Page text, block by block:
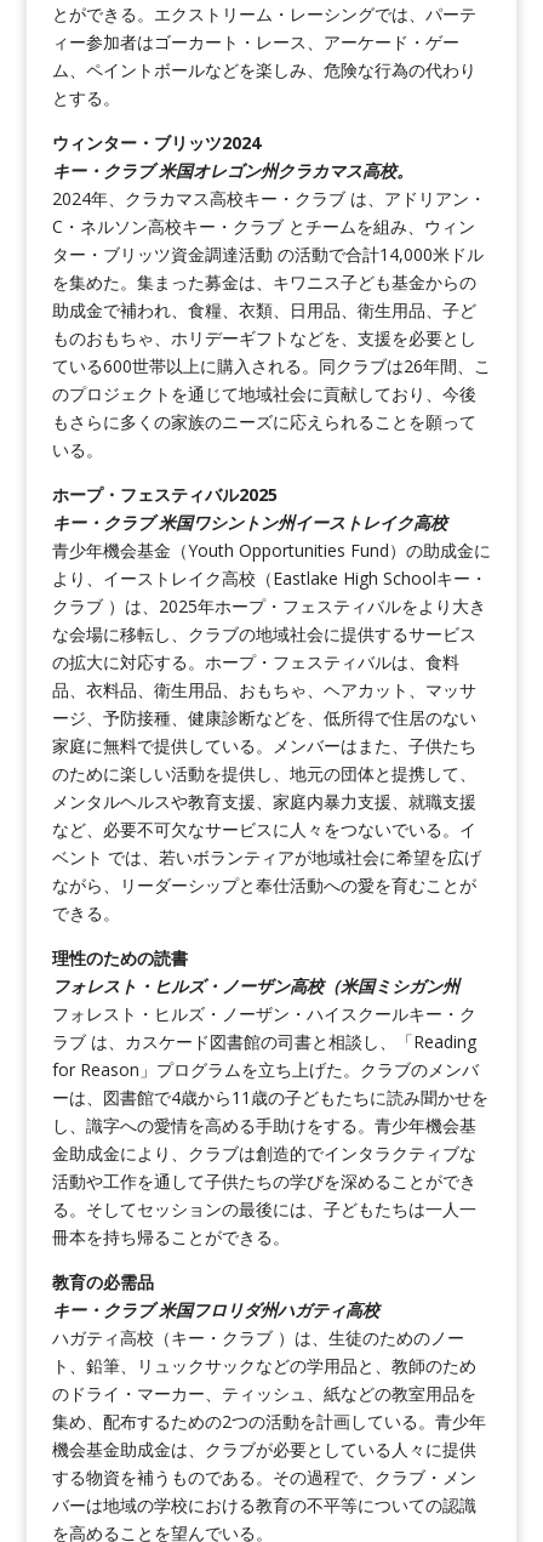
とができる。エクストリーム・レーシングでは、パーテ
ィー参加者はゴーカート・レース、アーケード・ゲー
ム、ペイントボールなどを楽しみ、危険な行為の代わり
とする。
ウィンター・ブリッツ2024
キー・クラブ 米国オレゴン州クラカマス高校。
2024年、クラカマス高校キー・クラブ は、アドリアン・
C・ネルソン高校キー・クラブ とチームを組み、ウィン
ター・ブリッツ資金調達活動 の活動で合計14,000米ドル
を集めた。集まった募金は、キワニス子ども基金からの
助成金で補われ、食糧、衣類、日用品、衛生用品、子ど
ものおもちゃ、ホリデーギフトなどを、支援を必要とし
ている600世帯以上に購入される。同クラブは26年間、こ
のプロジェクトを通じて地域社会に貢献しており、今後
もさらに多くの家族のニーズに応えられることを願って
いる。
ホープ・フェスティバル2025
キー・クラブ 米国ワシントン州イーストレイク高校
青少年機会基金（Youth Opportunities Fund）の助成金に
より、イーストレイク高校（Eastlake High Schoolキー・
クラブ ）は、2025年ホープ・フェスティバルをより大き
な会場に移転し、クラブの地域社会に提供するサービス
の拡大に対応する。ホープ・フェスティバルは、食料
品、衣料品、衛生用品、おもちゃ、ヘアカット、マッサ
ージ、予防接種、健康診断などを、低所得で住居のない
家庭に無料で提供している。メンバーはまた、子供たち
のために楽しい活動を提供し、地元の団体と提携して、
メンタルヘルスや教育支援、家庭内暴力支援、就職支援
など、必要不可欠なサービスに人々をつないでいる。イ
ベント では、若いボランティアが地域社会に希望を広げ
ながら、リーダーシップと奉仕活動への愛を育むことが
できる。
理性のための読書
フォレスト・ヒルズ・ノーザン高校（米国ミシガン州
フォレスト・ヒルズ・ノーザン・ハイスクールキー・ク
ラブ は、カスケード図書館の司書と相談し、「Reading
for Reason」プログラムを立ち上げた。クラブのメンバ
ーは、図書館で4歳から11歳の子どもたちに読み聞かせを
し、識字への愛情を高める手助けをする。青少年機会基
金助成金により、クラブは創造的でインタラクティブな
活動や工作を通して子供たちの学びを深めることができ
る。そしてセッションの最後には、子どもたちは一人一
冊本を持ち帰ることができる。
教育の必需品
キー・クラブ 米国フロリダ州ハガティ高校
ハガティ高校（キー・クラブ ）は、生徒のためのノー
ト、鉛筆、リュックサックなどの学用品と、教師のため
のドライ・マーカー、ティッシュ、紙などの教室用品を
集め、配布するための2つの活動を計画している。青少年
機会基金助成金は、クラブが必要としている人々に提供
する物資を補うものである。その過程で、クラブ・メン
バーは地域の学校における教育の不平等についての認識
を高めることを望んでいる。